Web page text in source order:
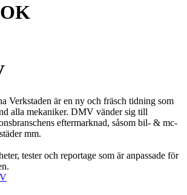
Verkstaden är en ny och fräsch tidning som
alla mekaniker. DMV vänder sig till
eftermarknad, såsom bil- & mc-
mm.
tester och reportage som är anpassade för